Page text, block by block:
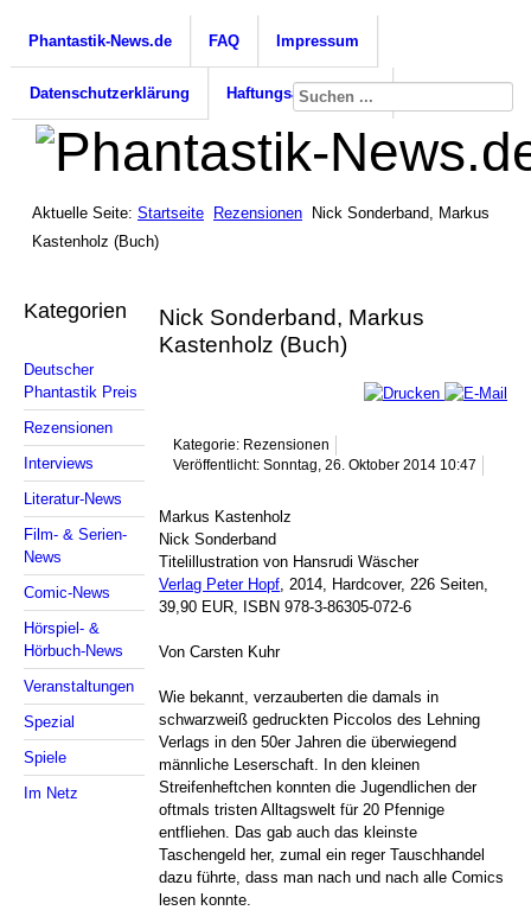
Phantastik-News.de FAQ Impressum
Datenschutzerklärung Haftungsausschluss
Aktuelle Seite: Startseite Rezensionen
Nick Sonderband, Markus
Kastenholz (Buch)
Kategorien
Deutscher
Phantastik Preis
Rezensionen
Interviews
Literatur-News
Film- & Serien-
News
Comic-News
Hörspiel- &
Hörbuch-News
Veranstaltungen
Spezial
Spiele
Im Netz
Nick Sonderband, Markus
Kastenholz (Buch)
Kategorie: Rezensionen
Veröffentlicht: Sonntag, 26. Oktober 2014 10:47
Markus Kastenholz
Nick Sonderband
Titelillustration von Hansrudi Wäscher
Verlag Peter Hopf , 2014, Hardcover, 226 Seiten,
39,90 EUR, ISBN 978-3-86305-072-6
Von Carsten Kuhr
Wie bekannt, verzauberten die damals in
schwarzweiß gedruckten Piccolos des Lehning
Verlags in den 50er Jahren die überwiegend
männliche Leserschaft. In den kleinen
Streifenheftchen konnten die Jugendlichen der
oftmals tristen Alltagswelt für 20 Pfennige
entfliehen. Das gab auch das kleinste
Taschengeld her, zumal ein reger Tauschhandel
dazu führte, dass man nach und nach alle Comics
lesen konnte.